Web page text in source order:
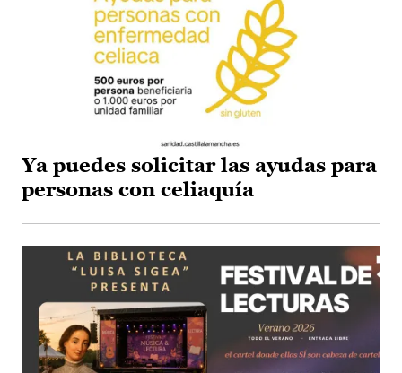
Ya puedes solicitar las ayudas para
personas con celiaquía